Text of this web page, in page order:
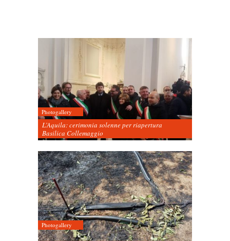
Photogallery
L’Aquila: cerimonia solenne per riapertura
Basilica Collemaggio
Photogallery